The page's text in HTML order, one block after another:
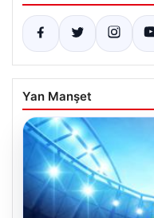
Yan Manşet